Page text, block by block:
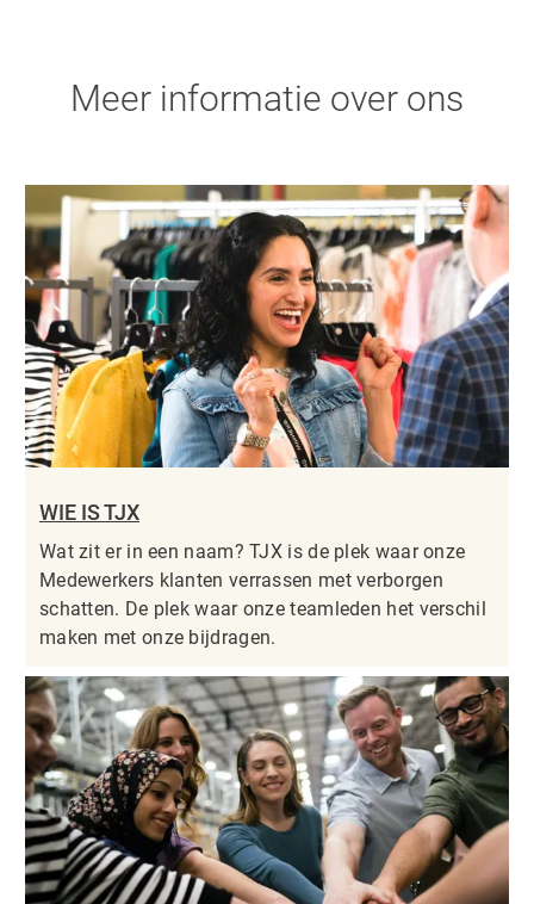
Meer informatie over ons
WIE IS TJX
Wat zit er in een naam? TJX is de plek waar onze
Medewerkers klanten verrassen met verborgen
schatten. De plek waar onze teamleden het verschil
maken met onze bijdragen.